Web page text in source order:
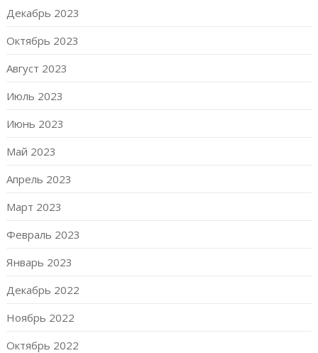
Декабрь 2023
Октябрь 2023
Август 2023
Июль 2023
Июнь 2023
Май 2023
Апрель 2023
Март 2023
Февраль 2023
Январь 2023
Декабрь 2022
Ноябрь 2022
Октябрь 2022